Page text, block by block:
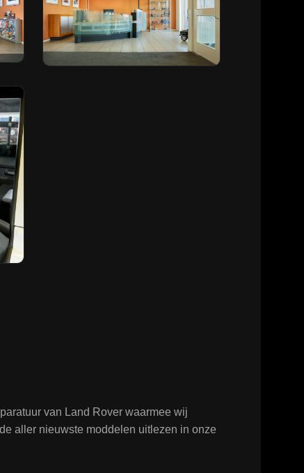
van Land Rover waarmee wij
aller nieuwste moddelen uitlezen in onze